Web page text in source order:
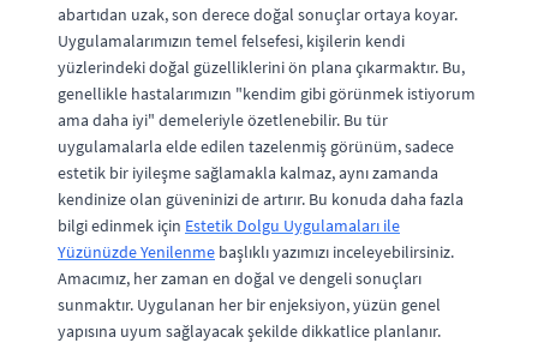
abartıdan uzak, son derece doğal sonuçlar ortaya koyar.
Uygulamalarımızın temel felsefesi, kişilerin kendi
yüzlerindeki doğal güzelliklerini ön plana çıkarmaktır. Bu,
genellikle hastalarımızın "kendim gibi görünmek istiyorum
ama daha iyi" demeleriyle özetlenebilir. Bu tür
uygulamalarla elde edilen tazelenmiş görünüm, sadece
estetik bir iyileşme sağlamakla kalmaz, aynı zamanda
kendinize olan güveninizi de artırır. Bu konuda daha fazla
bilgi edinmek için Estetik Dolgu Uygulamaları ile
Yüzünüzde Yenilenme başlıklı yazımızı inceleyebilirsiniz.
Amacımız, her zaman en doğal ve dengeli sonuçları
sunmaktır. Uygulanan her bir enjeksiyon, yüzün genel
yapısına uyum sağlayacak şekilde dikkatlice planlanır.